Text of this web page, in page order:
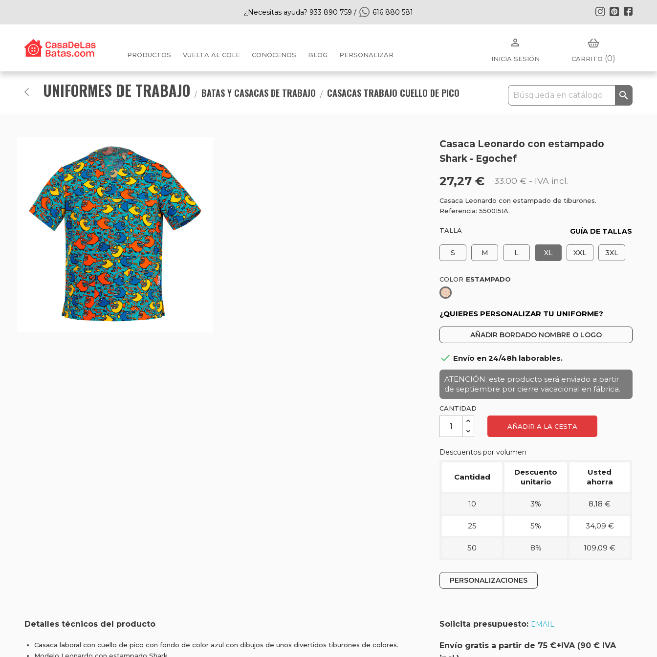
¿Necesitas ayuda? 933 890 759 / 616 880 581 Pinterest
Instagram
PRODUCTOS VUELTA AL COLE CONÓCENOS BLOG PERSONALIZAR

INICIA SESIÓN CARRITO (0)
UNIFORMES DE TRABAJO BATAS Y CASACAS DE TRABAJO CASACAS TRABAJO CUELLO DE PICO 
Casaca Leonardo con estampado
Shark - Egochef
27,27 € 33.00 € - IVA incl.
Casaca Leonardo con estampado de tiburones.
Referencia: 5500151A.
TALLA GUÍA DE TALLAS
S M L XL XXL 3XL
COLOR
Estampado
¿QUIERES PERSONALIZAR TU UNIFORME?
AÑADIR BORDADO NOMBRE O LOGO
 Envío en 24/48h laborables.
ATENCIÓN: este producto será enviado a partir
de septiembre por cierre vacacional en fábrica.
CANTIDAD
AÑADIR A LA CESTA
Descuentos por volumen
Cantidad
Descuento
unitario
Usted
ahorra
10 3% 8,18 €
25 5% 34,09 €
50 8% 109,09 €
PERSONALIZACIONES
Detalles técnicos del producto
Casaca laboral con cuello de pico con fondo de color azul con dibujos de unos divertidos tiburones de colores.
Solicita presupuesto: EMAIL
Envío gratis a partir de 75 €+IVA (90 € IVA